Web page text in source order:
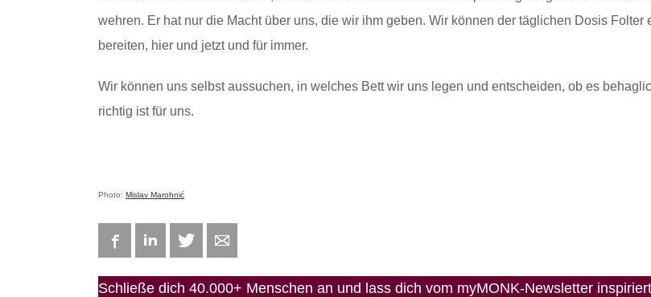
wehren. Er hat nur die Macht über uns, die wir ihm geben. Wir können der täglichen Dosis Folter
bereiten, hier und jetzt und für immer.
Wir können uns selbst aussuchen, in welches Bett wir uns legen und entscheiden, ob es
richtig ist für uns.
Photo: Mislav Marohnić
FacebookLinkedIn Twitter
Schließe dich 40.000+ Menschen an und lass dich vom myMONK-Newsletter